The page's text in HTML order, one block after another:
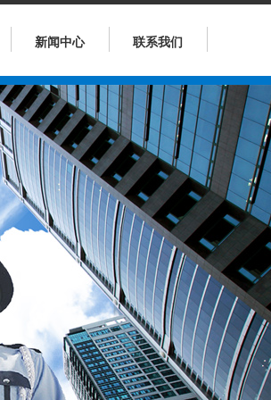
新闻中心 联系我们